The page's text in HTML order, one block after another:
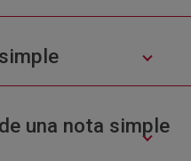
una nota simple